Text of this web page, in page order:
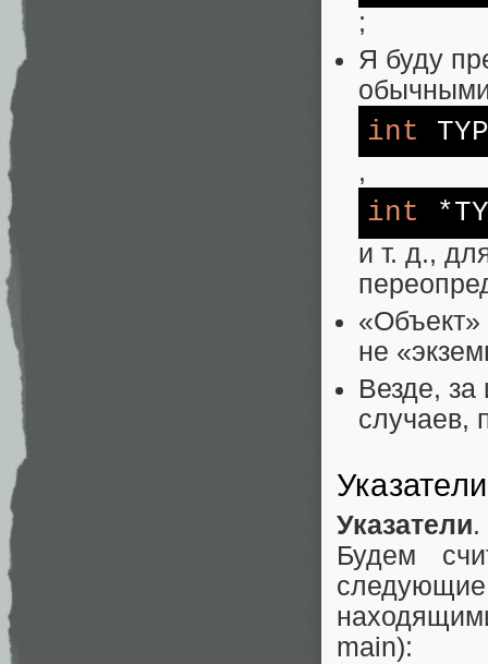
;
Я буду
int
,
int
и т. д.,
«Объект»
не
Везде,
случаев,
Указатели.
Будем
main):